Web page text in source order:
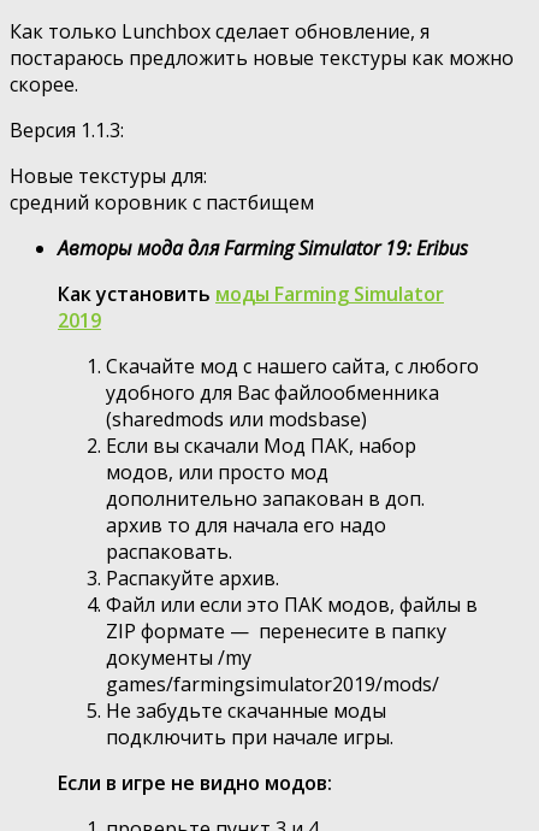
Как только Lunchbox сделает обновление, я
постараюсь предложить новые текстуры как можно
скорее.
Версия 1.1.3:
Новые текстуры для:
средний коровник с пастбищем
Авторы мода для Farming Simulator 19: Eribus
Как установить моды Farming Simulator
2019
Скачайте мод с нашего сайта, с любого
удобного для Вас файлообменника
(sharedmods или modsbase)
Если вы скачали Мод ПАК, набор
модов, или просто мод
дополнительно запакован в доп.
архив то для начала его надо
распаковать.
Распакуйте архив.
Файл или если это ПАК модов, файлы в
ZIP формате — перенесите в папку
документы /my
games/farmingsimulator2019/mods/
Не забудьте скачанные моды
подключить при начале игры.
Если в игре не видно модов: